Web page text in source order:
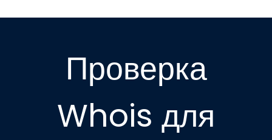
Проверка
Whois для